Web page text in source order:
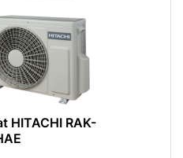
HITACHI RAK-